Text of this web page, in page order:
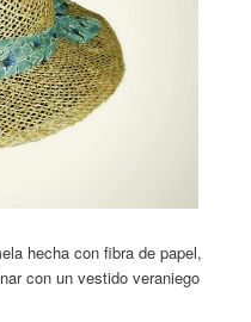
hecha con fibra de papel,
con un vestido veraniego